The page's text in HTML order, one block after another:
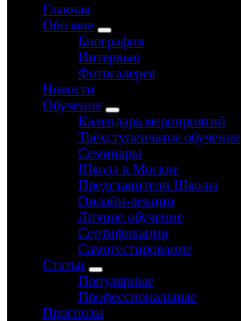
Главная
Обо мне
Биография
Интервью
Фотогалерея
Новости
Обучение
Календарь мероприятий
Трёхступенчатое обучение
Семинары
Школа в Москве
Представители Школы
Онлайн-лекции
Личное обучение
Сертификация
Самотестирование
Статьи
Популярные
Профессиональные
Прогнозы